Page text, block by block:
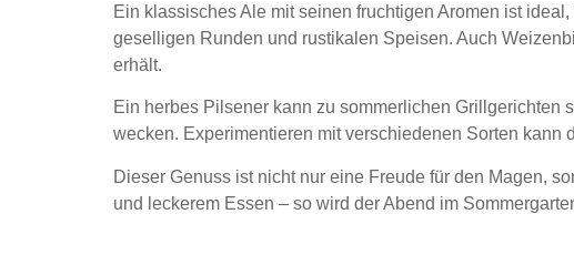
Ein klassisches Ale mit seinen fruchtigen Aromen ist
geselligen Runden und rustikalen Speisen. Auch
erhält.
Ein herbes Pilsener kann zu sommerlichen Grillgerichten
wecken. Experimentieren mit verschiedenen Sorten
Dieser Genuss ist nicht nur eine Freude für den Magen,
und leckerem Essen – so wird der Abend im